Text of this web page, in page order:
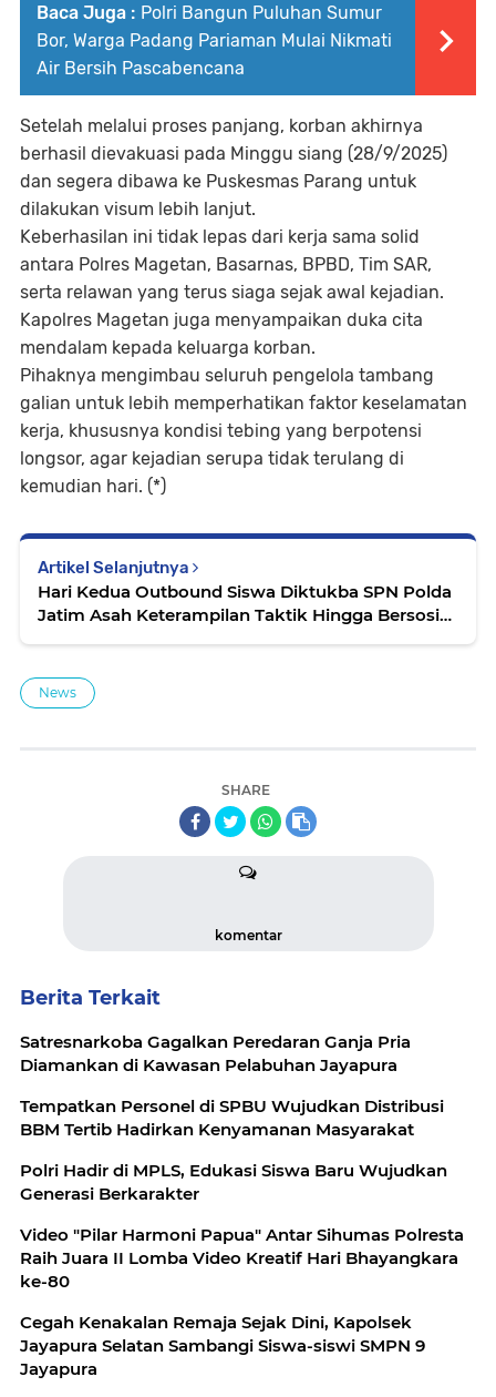
Baca Juga : Polri Bangun Puluhan Sumur
Bor, Warga Padang Pariaman Mulai Nikmati
Air Bersih Pascabencana
Setelah melalui proses panjang, korban akhirnya
berhasil dievakuasi pada Minggu siang (28/9/2025)
dan segera dibawa ke Puskesmas Parang untuk
dilakukan visum lebih lanjut.
Keberhasilan ini tidak lepas dari kerja sama solid
antara Polres Magetan, Basarnas, BPBD, Tim SAR,
serta relawan yang terus siaga sejak awal kejadian.
Kapolres Magetan juga menyampaikan duka cita
mendalam kepada keluarga korban.
Pihaknya mengimbau seluruh pengelola tambang
galian untuk lebih memperhatikan faktor keselamatan
kerja, khususnya kondisi tebing yang berpotensi
longsor, agar kejadian serupa tidak terulang di
kemudian hari. (*)
Artikel Selanjutnya
Hari Kedua Outbound Siswa Diktukba SPN Polda
Jatim Asah Keterampilan Taktik Hingga Bersosial
News
SHARE
komentar
Berita Terkait
‎Satresnarkoba Gagalkan Peredaran Ganja Pria
‎Tempatkan Personel di SPBU Wujudkan Distribusi
BBM Tertib Hadirkan Kenyamanan Masyarakat
Polri Hadir di MPLS, Edukasi Siswa Baru Wujudkan
Generasi Berkarakter
Video "Pilar Harmoni Papua" Antar Sihumas Polresta
Raih Juara II Lomba Video Kreatif Hari Bhayangkara
ke-80
Cegah Kenakalan Remaja Sejak Dini, Kapolsek
Jayapura Selatan Sambangi Siswa-siswi SMPN 9
Jayapura